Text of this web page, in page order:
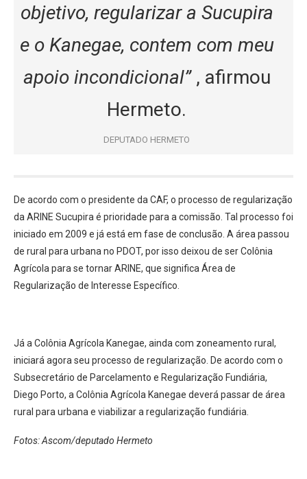
objetivo, regularizar a Sucupira
e o Kanegae, contem com meu
apoio incondicional”, afirmou
Hermeto.
DEPUTADO HERMETO
De acordo com o presidente da CAF, o processo de regularização
da ARINE Sucupira é prioridade para a comissão. Tal processo foi
iniciado em 2009 e já está em fase de conclusão. A área passou
de rural para urbana no PDOT, por isso deixou de ser Colônia
Agrícola para se tornar ARINE, que significa Área de
Regularização de Interesse Específico.
Já a Colônia Agrícola Kanegae, ainda com zoneamento rural,
iniciará agora seu processo de regularização. De acordo com o
Subsecretário de Parcelamento e Regularização Fundiária,
Diego Porto, a Colônia Agrícola Kanegae deverá passar de área
rural para urbana e viabilizar a regularização fundiária.
Fotos: Ascom/deputado Hermeto